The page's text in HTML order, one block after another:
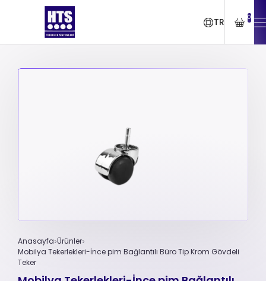
TR 0
Anasayfa Ürünler
Mobilya Tekerlekleri-İnce pim Bağlantılı Büro Tip Krom Gövdeli
Teker